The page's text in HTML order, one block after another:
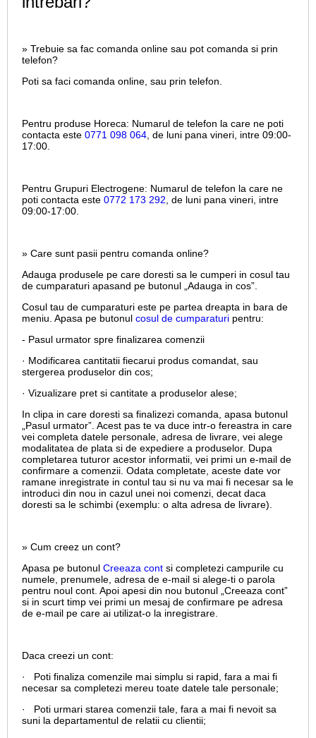
» Trebuie sa fac comanda online sau pot comanda si prin
telefon?
Poti sa faci comanda online, sau prin telefon.
Pentru produse Horeca: Numarul de telefon la care ne poti
contacta este 0771 098 064, de luni pana vineri, intre 09:00-
17:00.
Pentru Grupuri Electrogene: Numarul de telefon la care ne
poti contacta este 0772 173 292, de luni pana vineri, intre
09:00-17:00.
» Care sunt pasii pentru comanda online?
Adauga produsele pe care doresti sa le cumperi in cosul tau
de cumparaturi apasand pe butonul „Adauga in cos”.
Cosul tau de cumparaturi este pe partea dreapta in bara de
meniu. Apasa pe butonul cosul de cumparaturi pentru:
- Pasul urmator spre finalizarea comenzii
· Modificarea cantitatii fiecarui produs comandat, sau
stergerea produselor din cos;
· Vizualizare pret si cantitate a produselor alese;
In clipa in care doresti sa finalizezi comanda, apasa butonul
„Pasul urmator”. Acest pas te va duce intr-o fereastra in care
vei completa datele personale, adresa de livrare, vei alege
modalitatea de plata si de expediere a produselor. Dupa
completarea tuturor acestor informatii, vei primi un e-mail de
confirmare a comenzii. Odata completate, aceste date vor
ramane inregistrate in contul tau si nu va mai fi necesar sa le
introduci din nou in cazul unei noi comenzi, decat daca
doresti sa le schimbi (exemplu: o alta adresa de livrare).
» Cum creez un cont?
Apasa pe butonul Creeaza cont si completezi campurile cu
numele, prenumele, adresa de e-mail si alege-ti o parola
pentru noul cont. Apoi apesi din nou butonul „Creeaza cont”
si in scurt timp vei primi un mesaj de confirmare pe adresa
de e-mail pe care ai utilizat-o la inregistrare.
Daca creezi un cont:
· Poti finaliza comenzile mai simplu si rapid, fara a mai fi
necesar sa completezi mereu toate datele tale personale;
· Poti urmari starea comenzii tale, fara a mai fi nevoit sa
suni la departamentul de relatii cu clientii;